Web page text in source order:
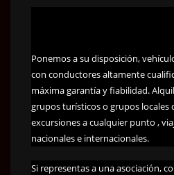
Ponemos a su disposición,
con conductores altamente
máxima garantía y fiabilidad.
grupos turísticos o grupos locales
excursiones a cualquier punto ,
nacionales e internacionales.
Si representas a una asociación,